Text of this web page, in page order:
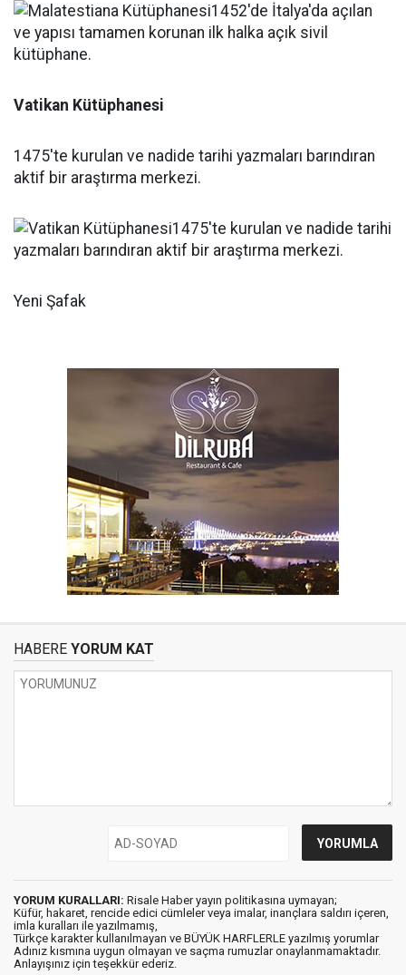
Vatikan Kütüphanesi
1475'te kurulan ve nadide tarihi yazmaları barındıran
aktif bir araştırma merkezi.
Yeni Şafak
HABERE YORUM KAT
YORUM KURALLARI: Risale Haber yayın politikasına uymayan;
Küfür, hakaret, rencide edici cümleler veya imalar, inançlara saldırı içeren,
imla kuralları ile yazılmamış,
Türkçe karakter kullanılmayan ve BÜYÜK HARFLERLE yazılmış yorumlar
Adınız kısmına uygun olmayan ve saçma rumuzlar onaylanmamaktadır.
Anlayışınız için teşekkür ederiz.